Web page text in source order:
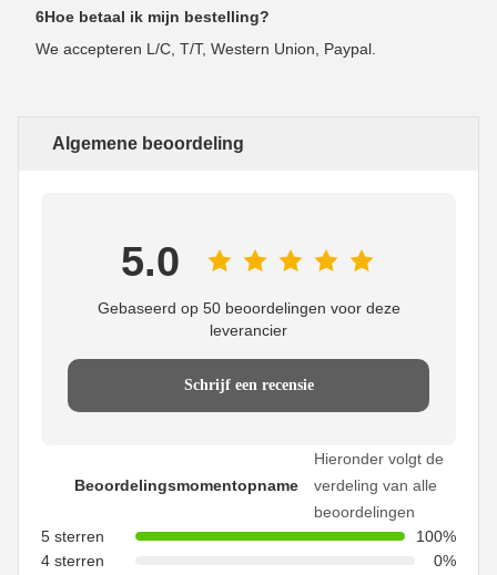
6Hoe betaal ik mijn bestelling?
We accepteren L/C, T/T, Western Union, Paypal.
Algemene beoordeling
5.0
Gebaseerd op 50 beoordelingen voor deze
leverancier
Schrijf een recensie
Beoordelingsmomentopname
Hieronder volgt de
verdeling van alle
beoordelingen
5 sterren
100%
4 sterren
0%